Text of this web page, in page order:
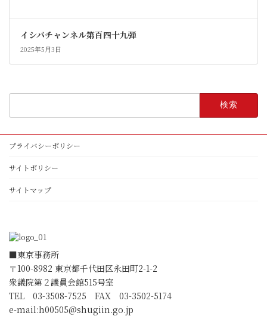
イシバチャンネル第百四十九弾
2025年5月3日
プライバシーポリシー
サイトポリシー
サイトマップ
■東京事務所
〒100-8982 東京都千代田区永田町2-1-2
衆議院第２議員会館515号室
TEL 03-3508-7525 FAX 03-3502-5174
e-mail:h00505@shugiin.go.jp